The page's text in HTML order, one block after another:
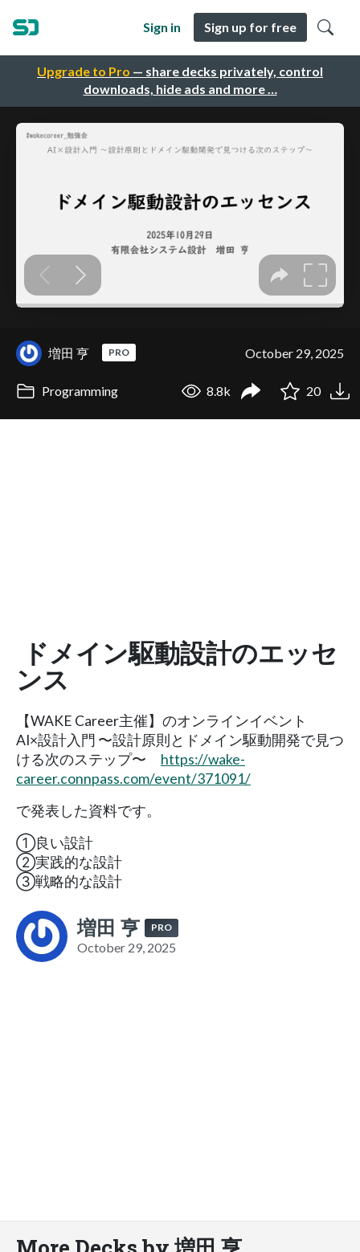
Upgrade to Pro — share decks privately, control
downloads, hide ads and more …
Sign in Sign up for free
増田 亨 PRO October 29, 2025
Programming 8.8k 20
ドメイン駆動設計のエッセ
ンス
【WAKE Career主催】のオンラインイベント
AI×設計入門 〜設計原則とドメイン駆動開発で見つ
ける次のステップ〜 https://wake-
career.connpass.com/event/371091/
で発表した資料です。
①良い設計
②実践的な設計
③戦略的な設計
増田 亨 PRO
October 29, 2025